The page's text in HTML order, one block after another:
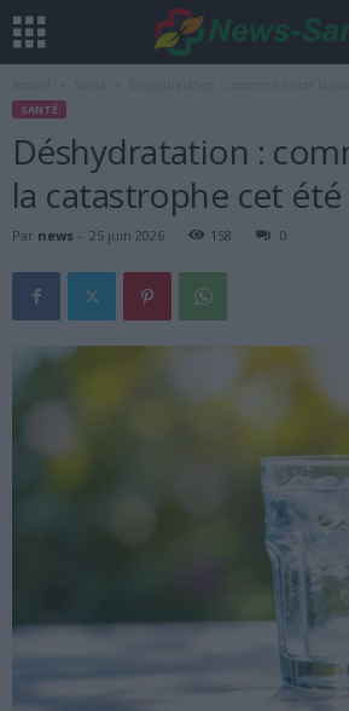
SANTÉ
Déshydratation :
la catastrophe cet été
Par news - 25 juin 2026 158 0